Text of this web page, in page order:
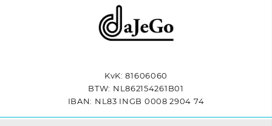
KvK: 81606060
BTW: NL862154261B01
IBAN: NL83 INGB 0008 2904 74